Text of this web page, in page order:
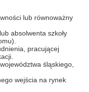
lub równoważny
absolwenta szkoły
pracującej
śląskiego,
wejścia na rynek